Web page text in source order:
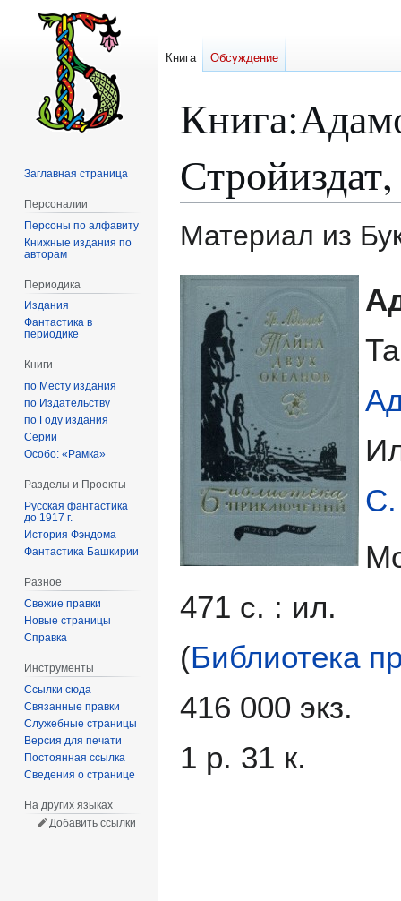
Книга:
Материал из
Перейти
навигации
Перейти
поиску
С.
471 с. : ил.
(Библиотека
416 000 экз.
1 р. 31 к.
Книга Обсуждение
Заглавная страница
Персоналии
Персоны по алфавиту
Книжные издания по
авторам
Периодика
Издания
Фантастика в
периодике
Книги
по Месту издания
по Издательству
по Году издания
Серии
Особо: «Рамка»
Разделы и Проекты
Русская фантастика
до 1917 г.
История Фэндома
Фантастика Башкирии
Разное
Свежие правки
Новые страницы
Справка
Инструменты
Ссылки сюда
Связанные правки
Служебные страницы
Версия для печати
Постоянная ссылка
Сведения о странице
На других языках
Добавить ссылки